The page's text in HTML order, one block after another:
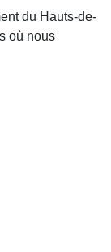
du Hauts-de-
où nous